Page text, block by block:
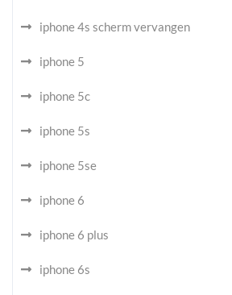
iphone 4s scherm vervangen
iphone 5
iphone 5c
iphone 5s
iphone 5se
iphone 6
iphone 6 plus
iphone 6s